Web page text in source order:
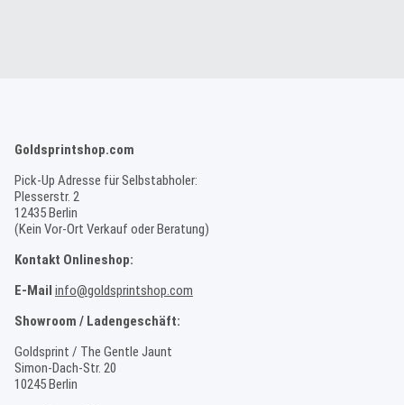
Goldsprintshop.com
Pick-Up Adresse für Selbstabholer:
Plesserstr. 2
12435 Berlin
(Kein Vor-Ort Verkauf oder Beratung)
Kontakt Onlineshop:
E-Mail info@goldsprintshop.com
Showroom / Ladengeschäft:
Goldsprint / The Gentle Jaunt
Simon-Dach-Str. 20
10245 Berlin